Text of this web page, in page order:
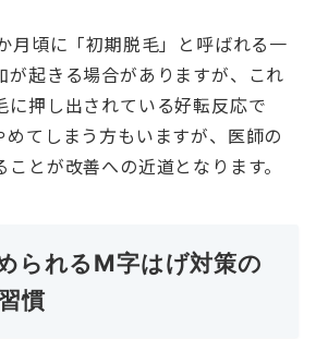
月頃に「初期脱毛」と呼ばれる一
が起きる場合がありますが、これ
に押し出されている好転反応で
めてしまう方もいますが、医師の
とが改善への近道となります。
られるM字はげ対策の
慣